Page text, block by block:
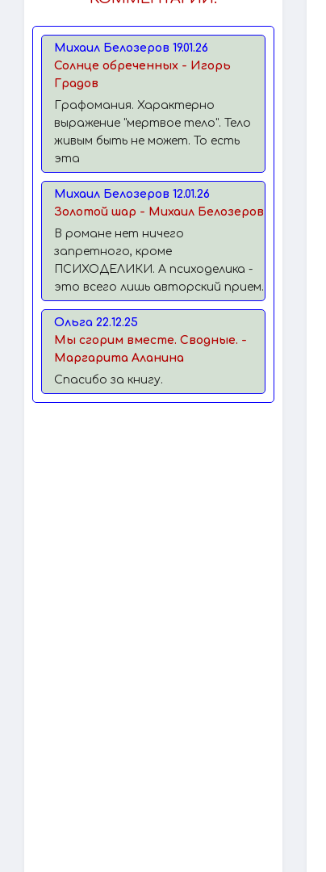
Михаил Белозеров 19.01.26
Солнце обреченных - Игорь
Градов
Графомания. Характерно
выражение "мертвое тело". Тело
живым быть не может. То есть
эта
Михаил Белозеров 12.01.26
Золотой шар - Михаил Белозеров
В романе нет ничего
запретного, кроме
ПСИХОДЕЛИКИ. А психоделика -
это всего лишь авторский прием.
Ольга 22.12.25
Мы сгорим вместе. Сводные. -
Маргарита Аланина
Спасибо за книгу.